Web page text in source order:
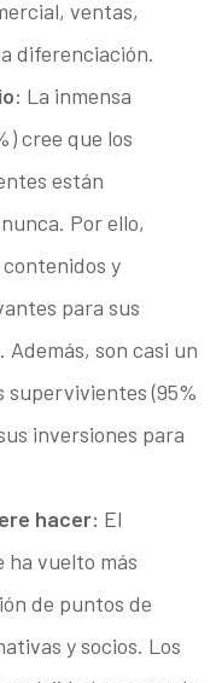
ventas,
diferenciación.
: La inmensa
cree que los
están
Por ello,
y
para sus
Además, son casi un
supervivientes (95%
inversiones para
hacer: El
ha vuelto más
de puntos de
y socios. Los